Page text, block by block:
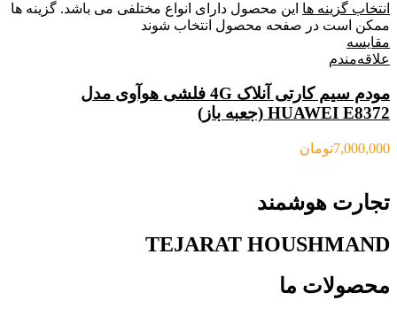
انتخاب گزینه ها این محصول دارای انواع مختلفی می باشد. گزینه ها
ممکن است در صفحه محصول انتخاب شوند
مقایسه
علاقه‌مندم
مودم سیم کارتی آنلاک 4G فلشی هوآوی مدل
HUAWEI E8372 (جعبه باز)
7,000,000تومان
تجارت هوشمند
TEJARAT HOUSHMAND
محصولات ما